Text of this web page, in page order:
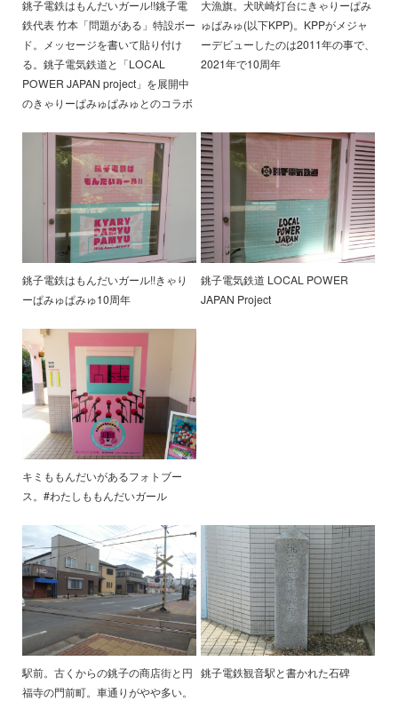
銚子電鉄はもんだいガール!!銚子電
鉄代表 竹本「問題がある」特設ボー
ド。メッセージを書いて貼り付け
る。銚子電気鉄道と「LOCAL
POWER JAPAN project」を展開中
のきゃりーぱみゅぱみゅとのコラボ
大漁旗。犬吠崎灯台にきゃりーぱみ
ゅぱみゅ(以下KPP)。KPPがメジャ
ーデビューしたのは2011年の事で、
2021年で10周年
銚子電鉄はもんだいガール!!きゃり
ーぱみゅぱみゅ10周年
銚子電気鉄道 LOCAL POWER
JAPAN Project
キミももんだいがあるフォトブー
ス。#わたしももんだいガール
駅前。古くからの銚子の商店街と円
福寺の門前町。車通りがやや多い。
銚子電鉄観音駅と書かれた石碑